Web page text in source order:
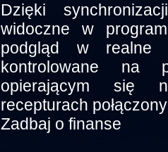
Dzięki
widoczne w
podgląd w realne
kontrolowane na
opierającym się
recepturach
Zadbaj o finanse